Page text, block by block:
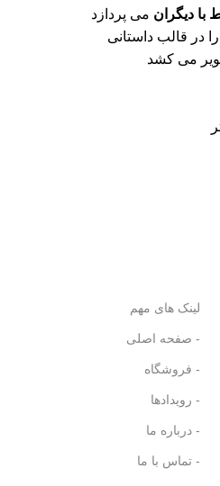
با دیگران می پردازد
در قالب داستانی
می کشد
لینک های مهم
- صفحه اصلی
- فروشگاه
- رویدادها
- درباره ما
- تماس با ما